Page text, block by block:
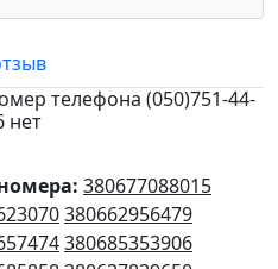
телефона (050)751-44-
нет
380677088015
380662956479
380685353906